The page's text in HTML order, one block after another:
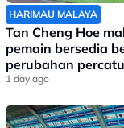
HARIMAU MALAYA
Tan Cheng Hoe
pemain bersedia
perubahan
Filipina
1 day ago